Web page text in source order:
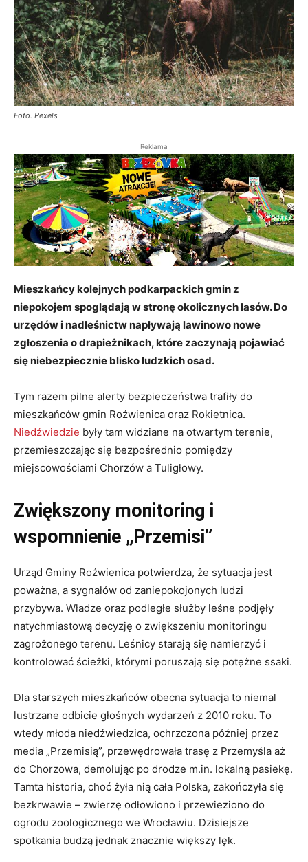
Foto. Pexels
Reklama
Mieszkańcy kolejnych podkarpackich gmin z
niepokojem spoglądają w stronę okolicznych lasów. Do
urzędów i nadleśnictw napływają lawinowo nowe
zgłoszenia o drapieżnikach, które zaczynają pojawiać
się niebezpiecznie blisko ludzkich osad.
Tym razem pilne alerty bezpieczeństwa trafiły do
mieszkańców gmin Roźwienica oraz Rokietnica.
Niedźwiedzie były tam widziane na otwartym terenie,
przemieszczając się bezpośrednio pomiędzy
miejscowościami Chorzów a Tuligłowy.
Zwiększony monitoring i
wspomnienie „Przemisi”
Urząd Gminy Roźwienica potwierdza, że sytuacja jest
poważna, a sygnałów od zaniepokojonych ludzi
przybywa. Władze oraz podległe służby leśne podjęły
natychmiastową decyzję o zwiększeniu monitoringu
zagrożonego terenu. Leśnicy starają się namierzyć i
kontrolować ścieżki, którymi poruszają się potężne ssaki.
Dla starszych mieszkańców obecna sytuacja to niemal
lustrzane odbicie głośnych wydarzeń z 2010 roku. To
wtedy młoda niedźwiedzica, ochrzczona później przez
media „Przemisią”, przewędrowała trasę z Przemyśla aż
do Chorzowa, demolując po drodze m.in. lokalną pasiekę.
Tamta historia, choć żyła nią cała Polska, zakończyła się
bezkrwawie – zwierzę odłowiono i przewieziono do
ogrodu zoologicznego we Wrocławiu. Dzisiejsze
spotkania budzą jednak znacznie większy lęk.